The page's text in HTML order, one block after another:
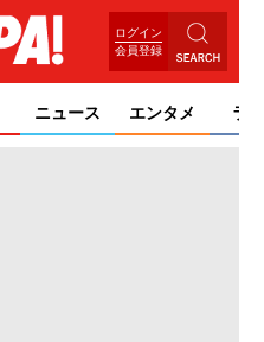
ログイン
会員登録
ニュース エンタメ ライ